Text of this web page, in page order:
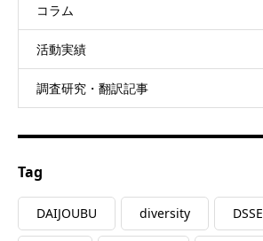
コラム
活動実績
調査研究・翻訳記事
Tag
DAIJOUBU diversity DSSE